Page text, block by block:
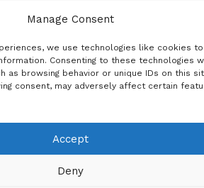
Manage Consent
we use technologies like cookies
Consenting to these technologies
as browsing behavior or unique IDs on this
consent, may adversely affect certain
Accept
Deny